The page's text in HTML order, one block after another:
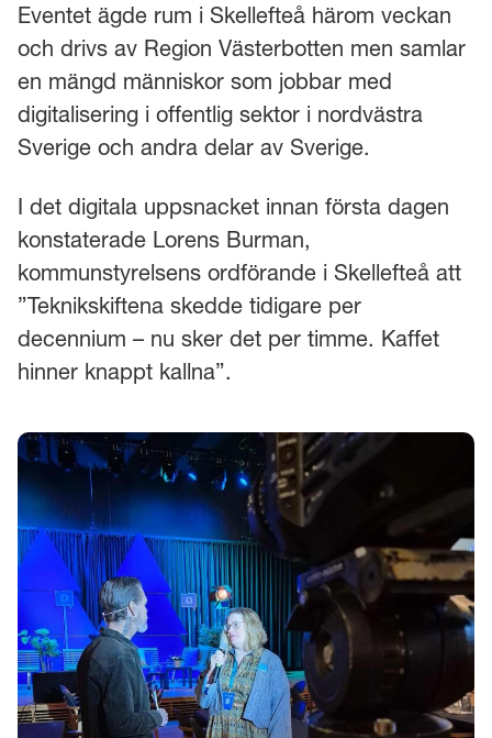
Eventet ägde rum i Skellefteå härom veckan
och drivs av Region Västerbotten men samlar
en mängd människor som jobbar med
digitalisering i offentlig sektor i nordvästra
Sverige och andra delar av Sverige.
I det digitala uppsnacket innan första dagen
konstaterade Lorens Burman,
kommunstyrelsens ordförande i Skellefteå att
”Teknikskiftena skedde tidigare per
decennium – nu sker det per timme. Kaffet
hinner knappt kallna”.